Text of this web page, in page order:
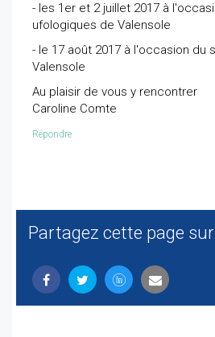
​- les 1er et 2 juillet 2017 à
ufologiques de Valensole
​- le 17 août 2017 à l'occasion du
Valensole
Au plaisir de vous y rencontrer
Caroline Comte
Répondre
Partagez cette page